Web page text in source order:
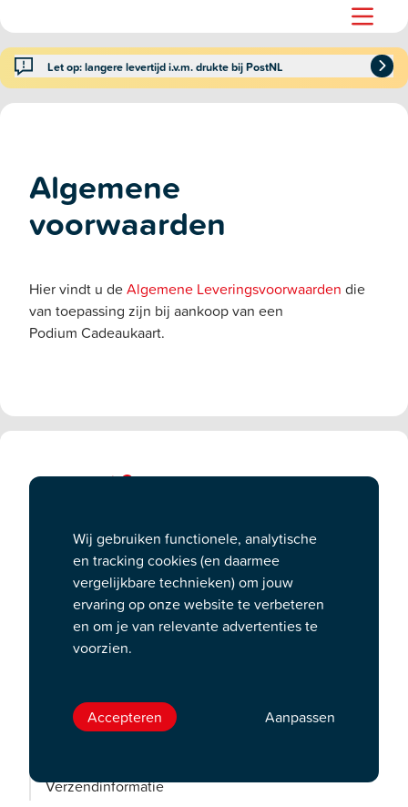
Let op: langere levertijd i.v.m. drukte bij PostNL
Algemene
voorwaarden
Hier vindt u deAlgemene Leveringsvoorwaarden die
van toepassing zijn bij aankoop van een
Podium Cadeaukaart.
Bestel een cadeaukaart
Ontwerp je eigen Podium Cadeaukaart
Speciale edities Podium Cadeaukaart
Verzendinformatie
Wij gebruiken functionele, analytische
en tracking cookies (en daarmee
vergelijkbare technieken) om jouw
ervaring op onze website te verbeteren
en om je van relevante advertenties te
voorzien.
Accepteren Aanpassen